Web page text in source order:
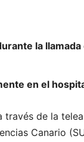
la
en el
de la
Canario